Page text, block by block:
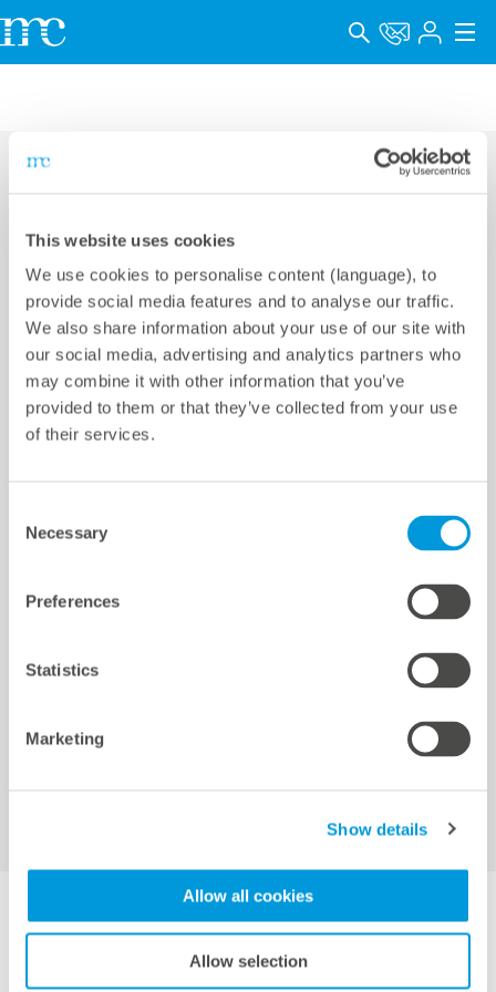
This website uses cookies
We use cookies to personalise content (language), to
provide social media features and to analyse our traffic.
We also share information about your use of our site with
our social media, advertising and analytics partners who
may combine it with other information that you’ve
provided to them or that they’ve collected from your use
of their services.
Selection
Necessary
Preferences
Statistics
Marketing
Show details
Allow all cookies
Allow selection
会社概要
キャリア
Language
インプリント
データプライバシー
Cookie settings
メテオコントロールジャパン株式会社
KR GINZA II 6F,
2-15-2 Ginza, Chuo-ku,
Tokyo 104-0061, Japan
Phone +81 3 5990 5373
E-mail info@meteocontrol.jp
クイックリンク
ロケーション
ダウンロード
認証と宣言
DE EN FR IT ES JP